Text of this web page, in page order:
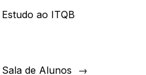
ao ITQB
de Alunos